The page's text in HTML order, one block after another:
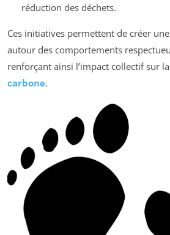
réduction des déchets.
Ces initiatives permettent de créer
autour des comportements
renforçant ainsi l’impact collectif sur
carbone.